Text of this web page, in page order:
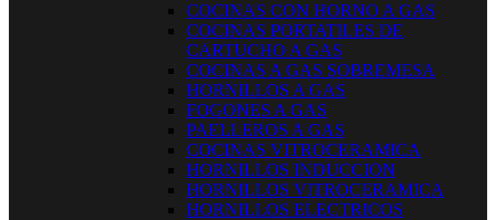
COCINAS CON HORNO A GAS
COCINAS PORTATILES DE
CARTUCHO A GAS
COCINAS A GAS SOBREMESA
HORNILLOS A GAS
FOGONES A GAS
PAELLEROS A GAS
COCINAS VITROCERAMICA
HORNILLOS INDUCCION
HORNILLOS VITROCERAMICA
HORNILLOS ELECTRICOS